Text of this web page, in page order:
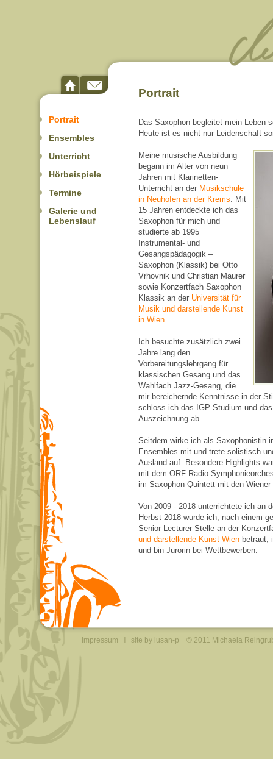
Portrait
Das Saxophon begleitet mein Leben
Heute ist es nicht nur Leidenschaft
Meine musische Ausbildung
begann im Alter von neun
Jahren mit Klarinetten-
Unterricht an der Musikschule
in Neuhofen an der Krems . Mit
15 Jahren entdeckte ich das
Saxophon für mich und
studierte ab 1995
Instrumental- und
Gesangspädagogik –
Saxophon (Klassik) bei Otto
Vrhovnik und Christian Maurer
sowie Konzertfach Saxophon
Klassik an der Universität für
Musik und darstellende Kunst
in Wien
Ich besuchte zusätzlich zwei
Jahre lang den
Vorbereitungslehrgang für
klassischen Gesang und das
Wahlfach Jazz-Gesang, die
mir bereichernde Kenntnisse in der
schloss ich das IGP-Studium und
Auszeichnung ab.
Seitdem wirke ich als Saxophonistin
Ensembles mit und trete solistisch
Ausland auf. Besondere Highlights
mit dem ORF Radio-
im Saxophon-Quintett mit den
Von 2009 - 2018 unterrichtete ich an
Herbst 2018 wurde ich, nach einem
Senior Lecturer Stelle an der
und darstellende Kunst Wien betraut,
und bin Jurorin bei Wettbewerben.
Portrait
Ensembles
Unterricht
Hörbeispiele
Termine
Galerie und
Lebenslauf
Impressum site by lusan-p © 2011 Michaela